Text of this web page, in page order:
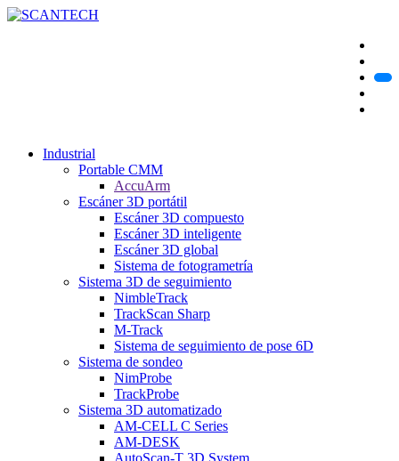
Industrial
Portable CMM
AccuArm
Escáner 3D portátil
Escáner 3D compuesto
Escáner 3D inteligente
Escáner 3D global
Sistema de fotogrametría
Sistema 3D de seguimiento
NimbleTrack
TrackScan Sharp
M-Track
Sistema de seguimiento de pose 6D
Sistema de sondeo
NimProbe
TrackProbe
Sistema 3D automatizado
AM-CELL C Series
AM-DESK
AutoScan-T 3D System